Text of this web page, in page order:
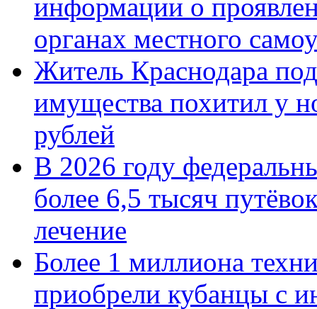
информации о
органах местного
Житель Краснодара
имущества похитил у
рублей
В 2026 году
более 6,5 тысяч
лечение
Более 1 миллиона
приобрели кубанцы с